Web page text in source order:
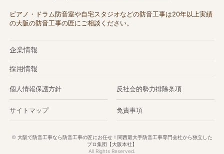
ピアノ・ドラム防音室や自宅スタジオなどの防音工事は20年以上実績
の大阪の防音工事の匠にご相談ください。
企業情報
採用情報
個人情報保護方針 反社会的勢力排除条項
サイトマップ 免責事項
© 大阪で防音工事なら防音工事の匠にお任せ！関西最大手防音工事専門会社から独立した
プロ集団【大阪本社】
All Rights Reserved.